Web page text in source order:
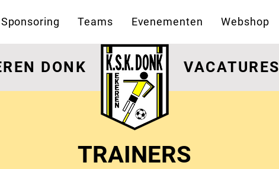
Sponsoring Teams Evenementen Webshop
DONK VACATURES
TRAINERS